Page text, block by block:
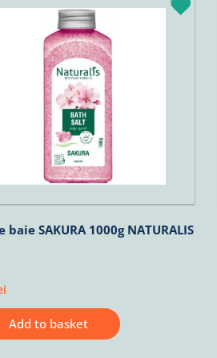
baie SAKURA 1000g NATURALIS
Add to basket